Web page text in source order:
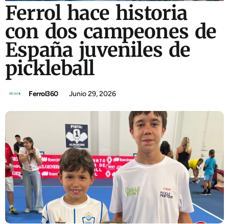
Ferrol hace historia
con dos campeones de
España juveniles de
pickleball
Ferrol360 Junio 29, 2026